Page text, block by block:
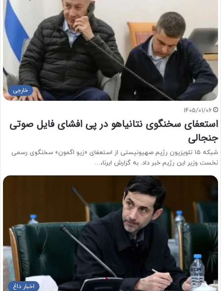
خارجی
1405/01/06
استعفای سخنگوی نتانیاهو در پی افشای فایل صوتی
جنجالی
شبکه ۱۵ تلویزیون رژیم صهیونیستی از استعفای «زیو اگمون» سخنگوی رسمی
نخست وزیر این رژیم خبر داد. به گزارش ایرنا،…
اخبار داغ